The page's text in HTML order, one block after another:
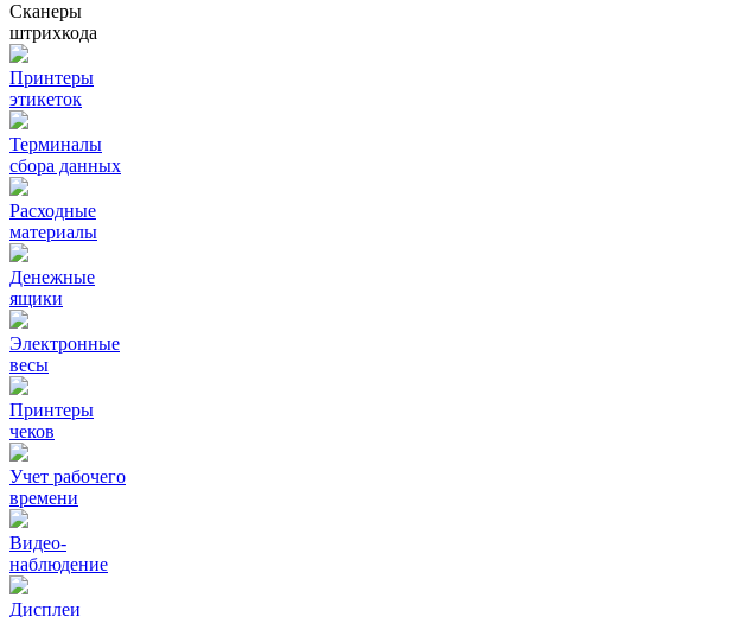
Сканеры
штрихкода
Принтеры
этикеток
Терминалы
сбора данных
Расходные
материалы
Денежные
ящики
Электронные
весы
Принтеры
чеков
Учет рабочего
времени
Видео‑
наблюдение
Дисплеи